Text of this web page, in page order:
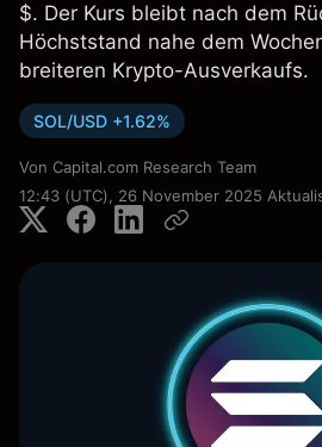
$. Der Kurs bleibt nach dem
Höchststand nahe dem
breiteren Krypto-Ausverkaufs.
SOL/USD +1.62%
Von Capital.com Research Team
12:43 (UTC), 26 November 2025